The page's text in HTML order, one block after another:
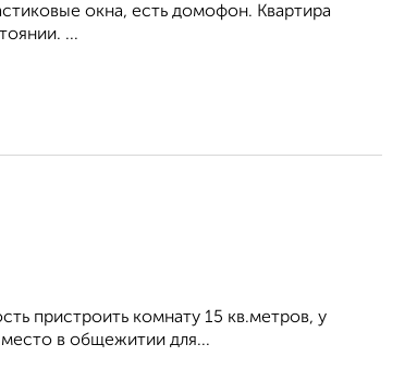
окна, есть домофон. Квартира
...
пристроить комнату 15 кв.метров, у
место в общежитии для...